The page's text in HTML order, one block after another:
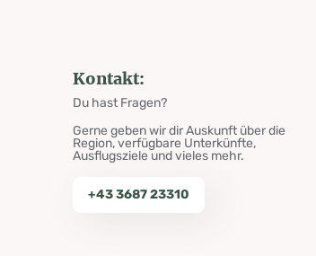
Kontakt:
Du hast Fragen?
Gerne geben wir dir Auskunft über die
Region, verfügbare Unterkünfte,
Ausflugsziele und vieles mehr.
+43 3687 23310